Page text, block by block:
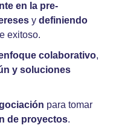
en la pre-
y definiendo
exitoso.
colaborativo,
y soluciones
para tomar
de proyectos.